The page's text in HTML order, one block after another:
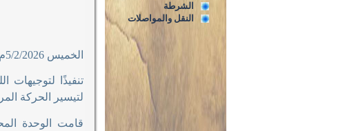
الشرطة
النقل والمواصلات
الخميس 5/2/2026م
تنفيذًا لتوجيهات
لتيسير الحركة
قامت الوحدة